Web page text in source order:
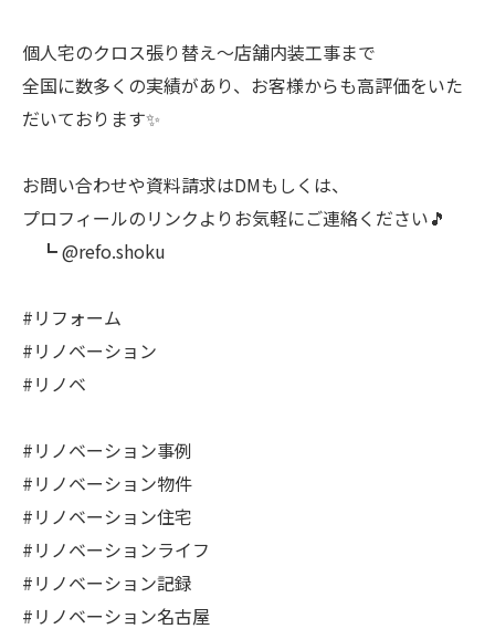
個人宅のクロス張り替え〜店舗内装工事まで
全国に数多くの実績があり、お客様からも高評価をいた
だいております✨
お問い合わせや資料請求はDMもしくは、
プロフィールのリンクよりお気軽にご連絡ください🎵
┗ @refo.shoku
#リフォーム
#リノベーション
#リノベ
#リノベーション事例
#リノベーション物件
#リノベーション住宅
#リノベーションライフ
#リノベーション記録
#リノベーション名古屋